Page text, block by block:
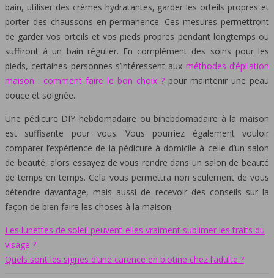
bain, utiliser des crèmes hydratantes, garder les orteils propres et
porter des chaussons en permanence. Ces mesures permettront
de garder vos orteils et vos pieds propres pendant longtemps ou
suffiront à un bain régulier. En complément des soins pour les
pieds, certaines personnes s’intéressent aux méthodes d’épilation
maison : comment faire le bon choix ? pour maintenir une peau
douce et soignée.
Une pédicure DIY hebdomadaire ou bihebdomadaire à la maison
est suffisante pour vous. Vous pourriez également vouloir
comparer l’expérience de la pédicure à domicile à celle d’un salon
de beauté, alors essayez de vous rendre dans un salon de beauté
de temps en temps. Cela vous permettra non seulement de vous
détendre davantage, mais aussi de recevoir des conseils sur la
façon de bien faire les choses à la maison.
Les lunettes de soleil peuvent-elles vraiment sublimer les traits du
visage ?
Quels sont les signes d’une carence en biotine chez l’adulte ?